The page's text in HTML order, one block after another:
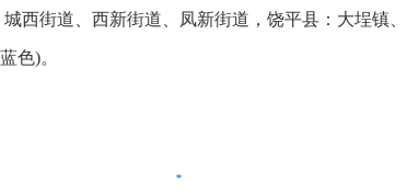
西街道、西新街道、凤新街道，饶平县：大埕镇
色)。